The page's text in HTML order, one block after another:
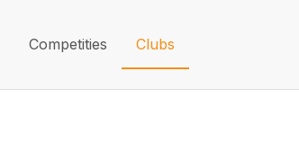
Competities Clubs